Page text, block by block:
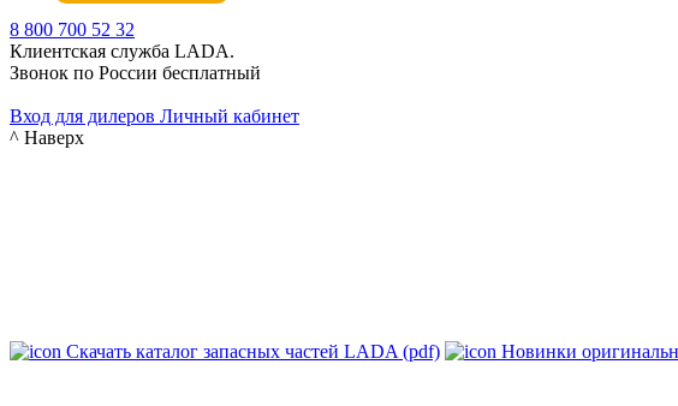
8 800 700 52 32
Клиентская служба LADA.
Звонок по России бесплатный
Вход для дилеров Личный кабинет
^ Наверх
Скачать каталог запасных частей LADA (pdf) Новинки